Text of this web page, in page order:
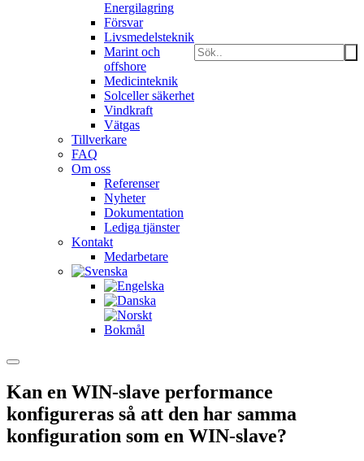
Energilagring
Försvar
Livsmedelsteknik
Marint och
offshore
Medicinteknik
Solceller säkerhet
Vindkraft
Vätgas
Tillverkare
FAQ
Om oss
Referenser
Nyheter
Dokumentation
Lediga tjänster
Kontakt
Medarbetare
Kan en WIN-slave performance
konfigureras så att den har samma
konfiguration som en WIN-slave?